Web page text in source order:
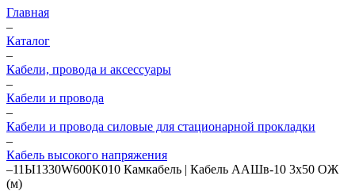
Главная
–
Каталог
–
Кабели, провода и аксессуары
–
Кабели и провода
–
Кабели и провода силовые для стационарной прокладки
–
Кабель высокого напряжения
–11Ы1330W600K010 Камкабель | Кабель ААШв-10 3х50 ОЖ
(м)